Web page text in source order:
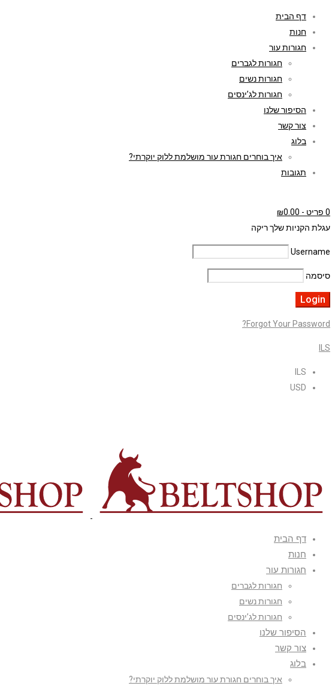
דף הבית
חנות
חגורות עור
חגורות לגברים
חגורות נשים
חגורות לג’ינסים
הסיפור שלנו
צור קשר
בלוג
איך בוחרים חגורת עור מושלמת ללוק יוקרתי?
תגובות
0 פריט
-
₪0.00
עגלת הקניות שלך ריקה
Username
סיסמה
Forgot Your Password?
ILS
ILS
USD
דף הבית
חנות
חגורות עור
חגורות לגברים
חגורות נשים
חגורות לג’ינסים
הסיפור שלנו
צור קשר
בלוג
איך בוחרים חגורת עור מושלמת ללוק יוקרתי?